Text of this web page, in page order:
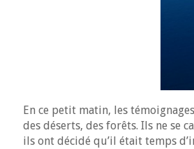
En ce petit matin, les
des déserts, des forêts. Ils ne se
ils ont décidé qu’il était temps